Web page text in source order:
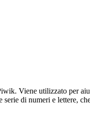
Viene utilizzato per
di numeri e lettere,